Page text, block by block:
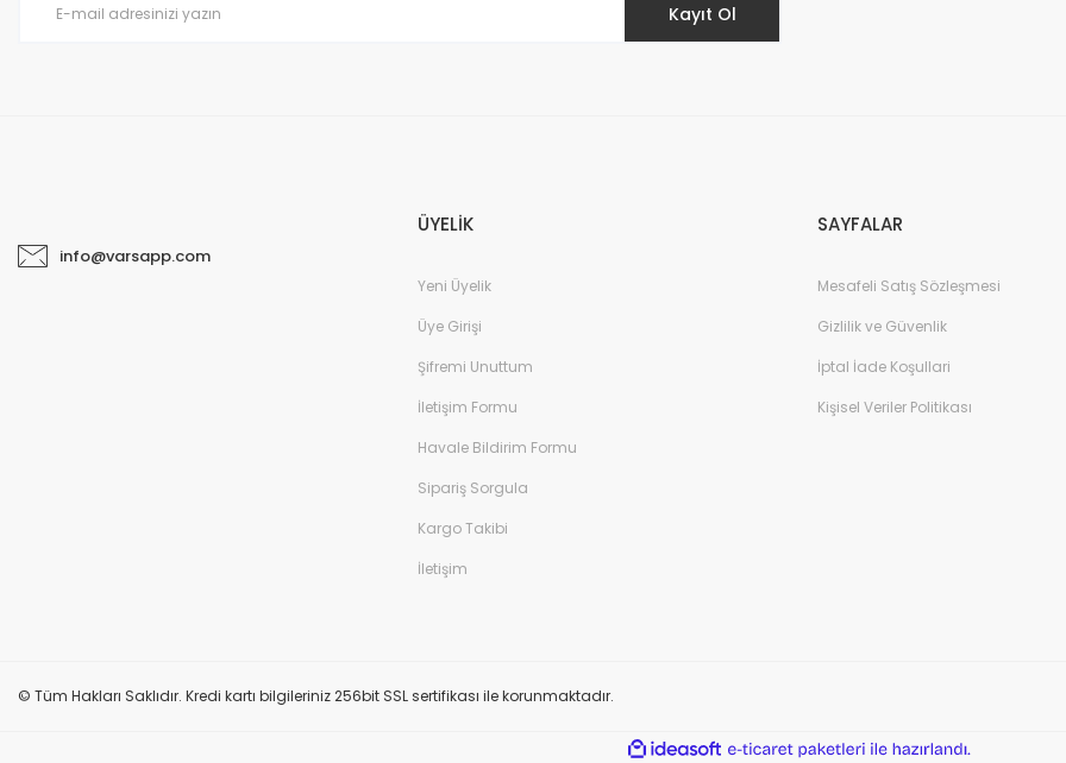
Kayıt Ol
info@varsapp.com
ÜYELİK
Yeni Üyelik
Üye Girişi
Şifremi Unuttum
İletişim Formu
Havale Bildirim Formu
Sipariş Sorgula
Kargo Takibi
İletişim
SAYFALAR
Mesafeli Satış Sözleşmesi
Gizlilik ve Güvenlik
İptal İade Koşullari
Kişisel Veriler Politikası
© Tüm Hakları Saklıdır. Kredi kartı bilgileriniz 256bit SSL sertifikası ile korunmaktadır.
ideasoft
e-